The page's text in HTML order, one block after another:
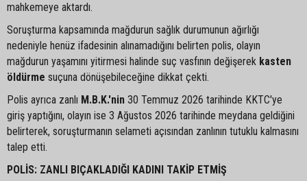
mahkemeye aktardı.
Soruşturma kapsamında mağdurun sağlık durumunun ağırlığı
nedeniyle henüz ifadesinin alınamadığını belirten polis, olayın
mağdurun yaşamını yitirmesi halinde suç vasfının değişerek kasten
öldürme suçuna dönüşebileceğine dikkat çekti.
Polis ayrıca zanlı M.B.K.'nin 30 Temmuz 2026 tarihinde KKTC'ye
giriş yaptığını, olayın ise 3 Ağustos 2026 tarihinde meydana geldiğini
belirterek, soruşturmanın selameti açısından zanlının tutuklu kalmasını
talep etti.
POLİS: ZANLI BIÇAKLADIĞI KADINI TAKİP ETMİŞ